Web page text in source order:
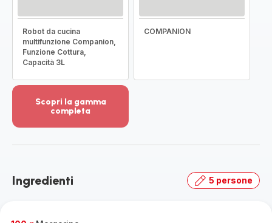
Robot da cucina
multifunzione Companion,
Funzione Cottura,
Capacità 3L
COMPANION
Scopri la gamma
completa
dettagli
la
Ingredienti 5 persone